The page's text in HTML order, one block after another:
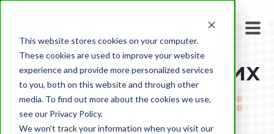
This website stores cookies on your computer.
These cookies are used to improve your website
experience and provide more personalized services
to you, both on this website and through other
media. To find out more about the cookies we use,
see our Privacy Policy.
We won't track your information when you visit our
Карта будівельних
об’єктів